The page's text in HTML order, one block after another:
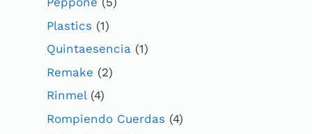
Plastics (1)
Quintaesencia (1)
Remake (2)
Rinmel(4)
Rompiendo Cuerdas (4)